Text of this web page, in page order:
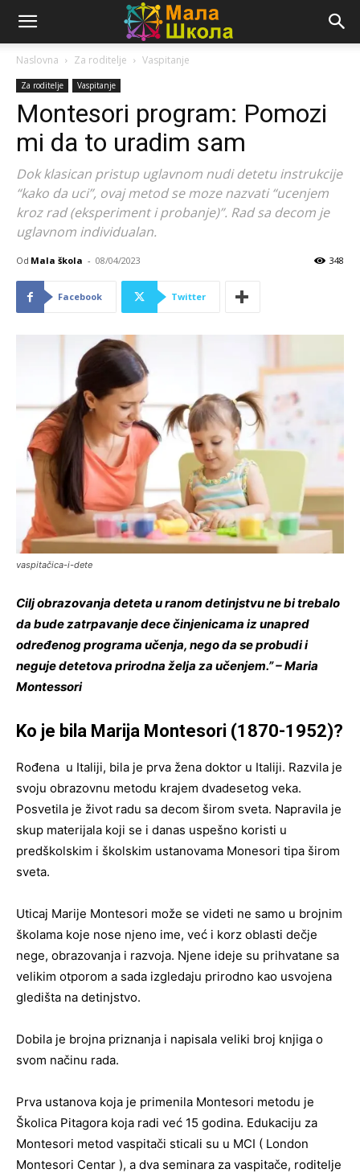
Naslovna Za roditelje Vaspitanje
Za roditelje Vaspitanje
Montesori program: Pomozi
mi da to uradim sam
Dok klasican pristup uglavnom nudi detetu instrukcije
“kako da uci”, ovaj metod se moze nazvati “ucenjem
kroz rad (eksperiment i probanje)”. Rad sa decom je
uglavnom individualan.
Od Mala škola - 08/04/2023 348
Facebook Twitter
vaspitačica-i-dete
Cilj obrazovanja deteta u ranom detinjstvu ne bi trebalo
da bude zatrpavanje dece činjenicama iz unapred
određenog programa učenja, nego da se probudi i
neguje detetova prirodna želja za učenjem.” – Maria
Montessori
Ko je bila Marija Montesori (1870-1952)?
Rođena u Italiji, bila je prva žena doktor u Italiji. Razvila je
svoju obrazovnu metodu krajem dvadesetog veka.
Posvetila je život radu sa decom širom sveta. Napravila je
skup materijala koji se i danas uspešno koristi u
predškolskim i školskim ustanovama Monesori tipa širom
sveta.
Uticaj Marije Montesori može se videti ne samo u brojnim
školama koje nose njeno ime, već i korz oblasti dečje
nege, obrazovanja i razvoja. Njene ideje su prihvatane sa
velikim otporom a sada izgledaju prirodno kao usvojena
gledišta na detinjstvo.
Dobila je brojna priznanja i napisala veliki broj knjiga o
svom načinu rada.
Prva ustanova koja je primenila Montesori metodu je
Školica Pitagora koja radi već 15 godina. Edukaciju za
Montesori metod vaspitači sticali su u MCI ( London
Montesori Centar ), a dva seminara za vaspitače, roditelje